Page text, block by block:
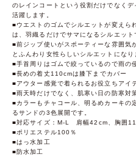
のレインコートという役割だけでなく
活躍します。
■ウエストのゴムでシルエットが変えら
は、羽織るだけでサマになるシルエット
■前ジップ使いがスポーティーな雰囲気
とふんわり女性らしいシルエットになり
■手首周りはゴムで絞っているので雨の
■長めの着丈110cmは膝下までカバー
■アウター感覚で着られるお役立ちアイ
■雨天時だけでなく、肌寒い日の防寒対
■カラーもチャコール、明るめカーキの
るサンドの3色展開です。
■対応サイズ：M-L 肩幅42cm、胸囲
■ポリエステル100％
■はっ水加工
■防水加工